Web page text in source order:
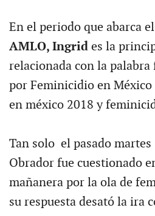
En el periodo que abarca
AMLO, Ingrid es la
relacionada con la
por Feminicidio en
en méxico 2018 y
Tan solo el pasado
Obrador fue cuestionado
mañanera por la ola de
su respuesta desató la ira